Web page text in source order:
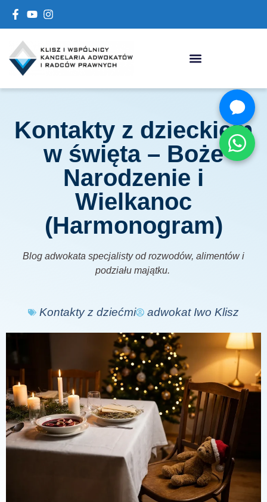
Kontakty z dzieckiem
w święta – Boże
Narodzenie i
Wielkanoc
(Harmonogram)
Blog adwokata specjalisty od rozwodów, alimentów i
podziału majątku.
Kontakty z dziećmi adwokat Iwo Klisz